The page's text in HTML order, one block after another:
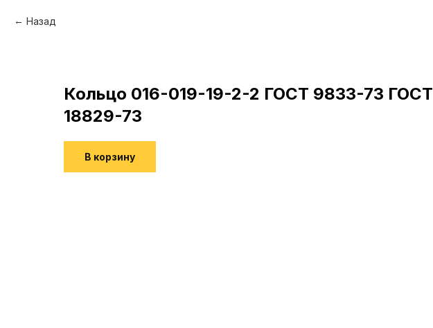
Назад
Кольцо 016-019-19-2-2 ГОСТ 9833-73 ГОСТ
18829-73
В корзину